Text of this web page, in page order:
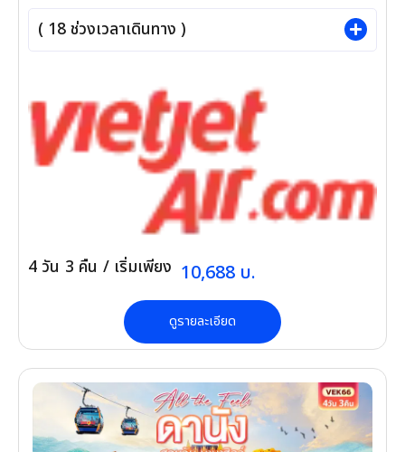
( 18ช่วงเวลาเดินทาง )
4 วัน 3 คืน / เริ่มเพียง 10,688 บ.
ดูรายละเอียด